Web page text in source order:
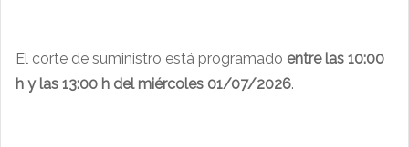
El corte de suministro está programado entre las 10:00
h y las 13:00 h del miércoles 01/07/2026.